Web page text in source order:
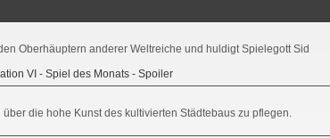
Oberhäuptern anderer Weltreiche und huldigt Spielegott Sid
VI - Spiel des Monats - Spoiler
die hohe Kunst des kultivierten Städtebaus zu pflegen.